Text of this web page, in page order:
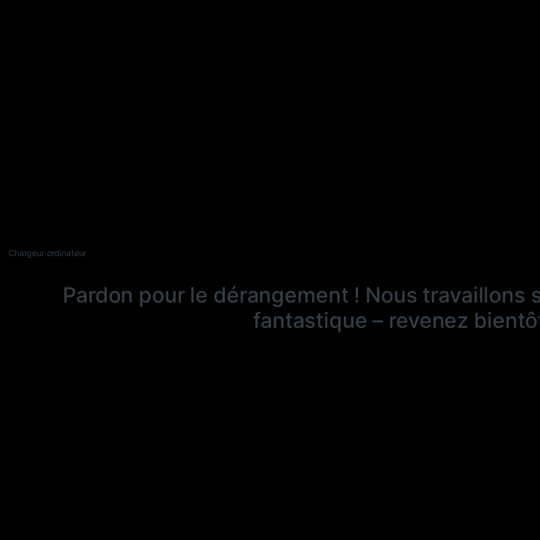
Chargeur ordinateur
Pardon pour le dérangement ! Nous travaillons
fantastique – revenez